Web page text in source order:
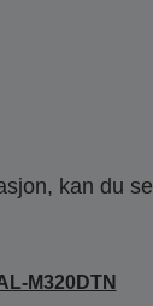
kan du se
M320DTN